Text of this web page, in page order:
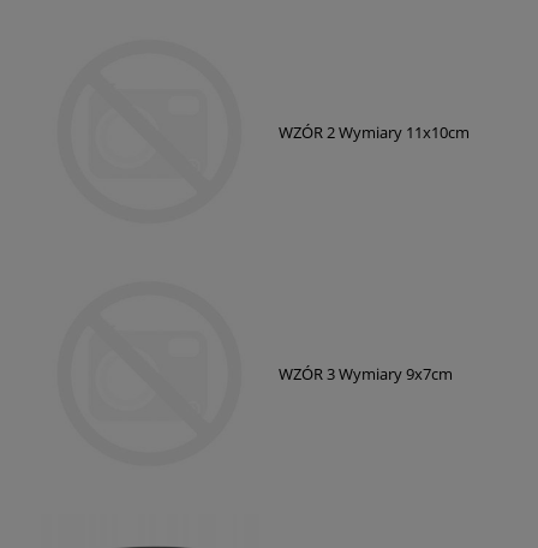
WZÓR 2 Wymiary 11x10cm
WZÓR 3 Wymiary 9x7cm